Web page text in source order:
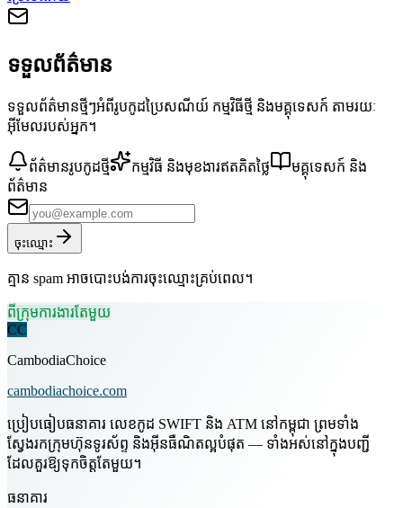
ទទួលព័ត៌មាន
ទទួលព័ត៌មានថ្មីៗអំពីរូបកូដប្រៃសណីយ៍ កម្មវិធីថ្មី និងមគ្គុទេសក៍ តាមរយៈ
អ៊ីមែលរបស់អ្នក។
ព័ត៌មានរូបកូដថ្មី កម្មវិធី និងមុខងារឥតគិតថ្លៃ
មគ្គុទេសក៍ និង
ព័ត៌មាន
ចុះឈ្មោះ
គ្មាន spam អាចបោះបង់ការចុះឈ្មោះគ្រប់ពេល។
ពីក្រុមការងារតែមួយ
CC
CambodiaChoice
cambodiachoice.com
ប្រៀបធៀបធនាគារ លេខកូដ SWIFT និង ATM នៅកម្ពុជា ព្រមទាំង
ស្វែងរកក្រុមហ៊ុនទូរស័ព្ទ និងអ៊ីនធឺណិតល្អបំផុត — ទាំងអស់នៅក្នុងបញ្ជី
ដែលគួរឱ្យទុកចិត្តតែមួយ។
ធនាគារ